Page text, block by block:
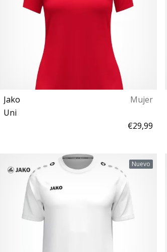
Jako
Mujer
Uni
€29,99
L XL Nuevo